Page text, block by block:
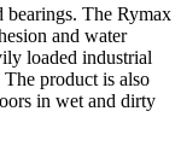
The Rymax
and water
loaded industrial
product is also
in wet and dirty